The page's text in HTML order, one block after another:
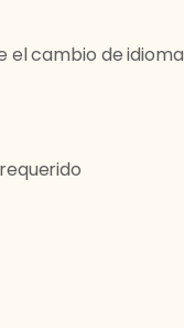
el cambio de idioma